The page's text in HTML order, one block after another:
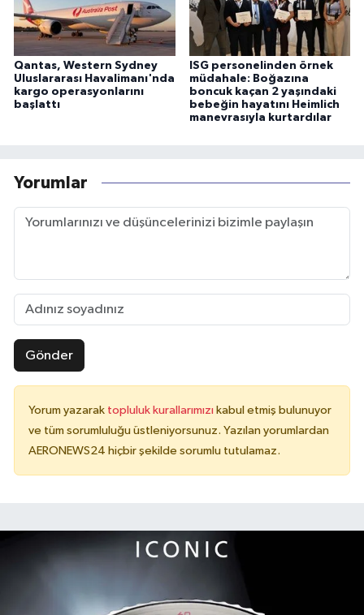
Qantas, Western Sydney
Uluslararası Havalimanı'nda
kargo operasyonlarını
başlattı
ISG personelinden örnek
müdahale: Boğazına
boncuk kaçan 2 yaşındaki
bebeğin hayatını Heimlich
manevrasıyla kurtardılar
Yorumlar
Gönder
Yorum yazarak topluluk kurallarımızı kabul etmiş bulunuyor
ve tüm sorumluluğu üstleniyorsunuz. Yazılan yorumlardan
AERONEWS24 hiçbir şekilde sorumlu tutulamaz.